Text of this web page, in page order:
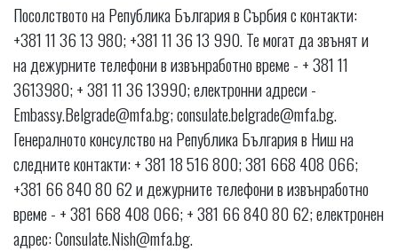
Посолството на Република България в Сърбия с контакти:
+381 11 36 13 980; +381 11 36 13 990. Те могат да звънят и
на дежурните телефони в извънработно време - + 381 11
3613980; + 381 11 36 13990; електронни адреси -
Embassy.Belgrade@mfa.bg;consulate.belgrade@mfa.bg.
Генералното консулство на Република България в Ниш на
следните контакти: + 381 18 516 800; 381 668 408 066;
+381 66 840 80 62 и дежурните телефони в извънработно
време - + 381 668 408 066; + 381 66 840 80 62; електронен
адрес:Consulate.Nish@mfa.bg.